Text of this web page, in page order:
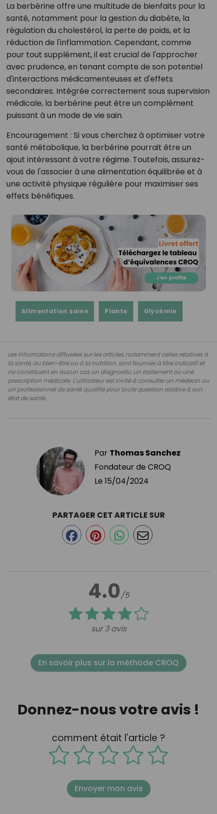
La berbérine offre une multitude de bienfaits pour la
santé, notamment pour la gestion du diabète, la
régulation du cholestérol, la perte de poids, et la
réduction de l'inflammation. Cependant, comme
pour tout supplément, il est crucial de l'approcher
avec prudence, en tenant compte de son potentiel
d'interactions médicamenteuses et d'effets
secondaires. Intégrée correctement sous supervision
médicale, la berbérine peut être un complément
puissant à un mode de vie sain.
Encouragement : Si vous cherchez à optimiser votre
santé métabolique, la berbérine pourrait être un
ajout intéressant à votre régime. Toutefois, assurez-
vous de l'associer à une alimentation équilibrée et à
une activité physique régulière pour maximiser ses
effets bénéfiques.
Alimentation saine Plante Glycémie
Les informations diffusées sur les articles, notamment celles relatives à
la santé, au bien-être ou à la nutrition, sont fournies à titre indicatif et
ne constituent en aucun cas un diagnostic, un traitement ou une
prescription médicale. L'utilisateur est invité à consulter un médecin ou
un professionnel de santé qualifié pour toute question relative à son
état de santé.
Par Thomas Sanchez
Fondateur de CROQ
Le 15/04/2024
4.0/5
sur 3 avis
PARTAGER CET ARTICLE SUR
En savoir plus sur la méthode CROQ
Donnez-nous votre avis !
comment était l'article ?
Envoyer mon avis